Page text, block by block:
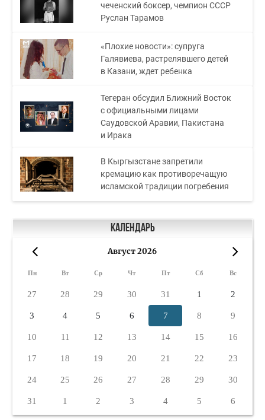
чеченский боксер, чемпион СССР
Руслан Тарамов
«Плохие новости»: супруга
Галявиева, растрелявшего детей
в Казани, ждет ребенка
Тегеран обсудил Ближний Восток
с официальными лицами
Саудовской Аравии, Пакистана
и Ирака
В Кыргызстане запретили
кремацию как противоречащую
исламской традиции погребения
Календарь
Август 2026
Пн Вт Ср Чт Пт Сб Вс
27 28 29 30 31 1 2
3 4 5 6 7 8 9
10 11 12 13 14 15 16
17 18 19 20 21 22 23
24 25 26 27 28 29 30
31 1 2 3 4 5 6